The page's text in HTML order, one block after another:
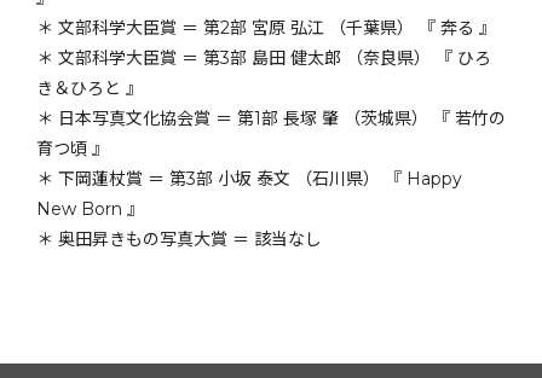
＊ 文部科学大臣賞 ＝ 第2部 宮原 弘江 （千葉県） 『 奔る 』
＊ 文部科学大臣賞 ＝ 第3部 島田 健太郎 （奈良県） 『 ひろ
き＆ひろと 』
＊ 日本写真文化協会賞 ＝ 第1部 長塚 肇 （茨城県） 『 若竹の
育つ頃 』
＊ 下岡蓮杖賞 ＝ 第3部 小坂 泰文 （石川県） 『 Happy
New Born 』
＊ 奥田昇きもの写真大賞 ＝ 該当なし